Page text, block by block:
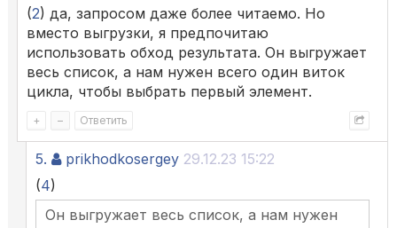
РодительВерхнегоУровня
= Запрос
ОбходРезультатаЗапроса
КонецЕсли;
КонецЕсли;
Возврат РодительВерхнегоУровня;
КонецФункции
(2) да, запросом даже более читаемо. Но
вместо выгрузки, я предпочитаю
использовать обход результата. Он выгружает
весь список, а нам нужен всего один виток
цикла, чтобы выбрать первый элемент.
+ – Ответить
5. prikhodkosergey 29.12.23 15:22
(4)
Он выгружает весь список, а нам нужен